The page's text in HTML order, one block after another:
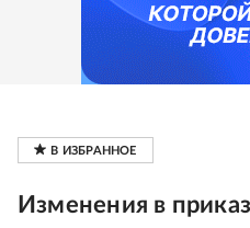
Изменения в